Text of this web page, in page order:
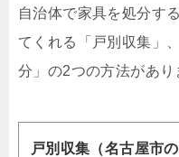
自治体で家具を処分す
てくれる「戸別収集」
分」の2つの方法があり
戸別収集（名古屋市